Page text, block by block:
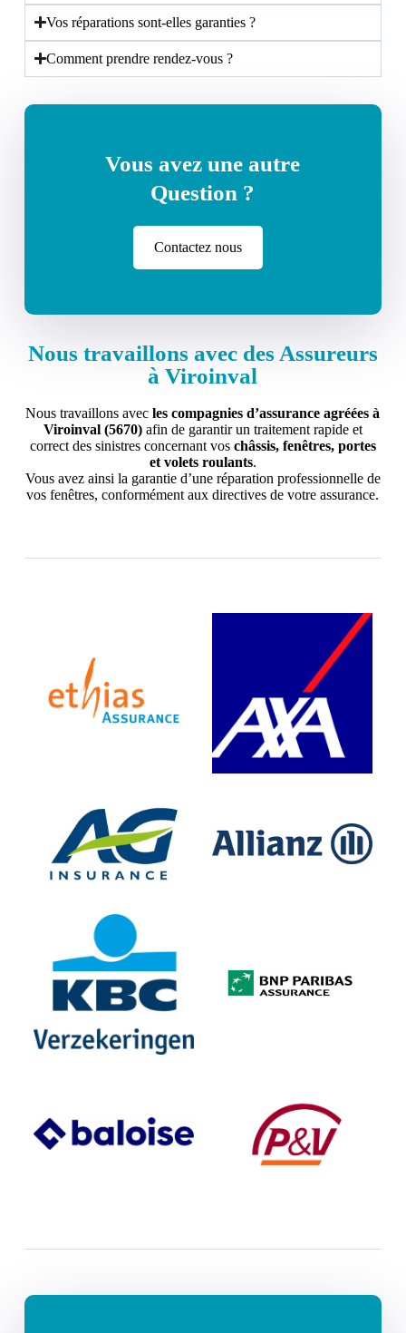
Vos réparations sont-elles garanties ?
Comment prendre rendez-vous ?
Vous avez une autre
Question ?
Contactez nous
Nous travaillons avec des Assureurs
à Viroinval
Nous travaillons avec les compagnies d’assurance agréées à
Viroinval (5670) afin de garantir un traitement rapide et
correct des sinistres concernant vos châssis, fenêtres, portes
et volets roulants.
Vous avez ainsi la garantie d’une réparation professionnelle de
vos fenêtres, conformément aux directives de votre assurance.